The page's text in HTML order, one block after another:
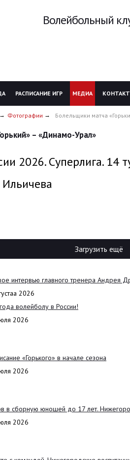
Волейбольный
РАСПИСАНИЕ ИГР МЕДИА
Фотографии Болельщики матча
– «Динамо-Урал»
2026. Суперлига. 14
Загрузить ещё
интервью главного тренера Андрея
2026
волейболу в России!
2026
«Горького» в начале сезона
2026
в сборную юношей до 17 лет.
2026